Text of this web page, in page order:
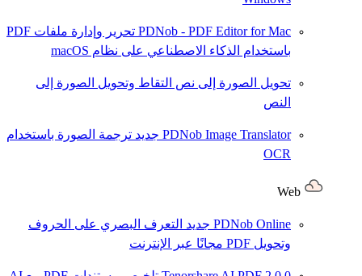
PDNob - PDF Editor for Mac
تحرير وإدارة ملفات PDF
باستخدام الذكاء الاصطناعي على نظام macOS
تحويل الصورة إلى نص التقاط وتحويل الصورة إلى
النص
PDNob Image Translator جديد ترجمة الصورة باستخدام
OCR
PDNob Online جديد التعرف البصري على الحروف
وتحويل PDF مجانًا عبر الإنترنت